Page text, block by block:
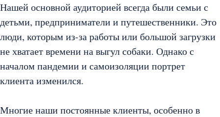
Нашей основной аудиторией всегда были семьи с
детьми, предприниматели и путешественники. Это
люди, которым из-за работы или большой загрузки
не хватает времени на выгул собаки. Однако с
началом пандемии и самоизоляции портрет
клиента изменился.
Многие наши постоянные клиенты, особенно в